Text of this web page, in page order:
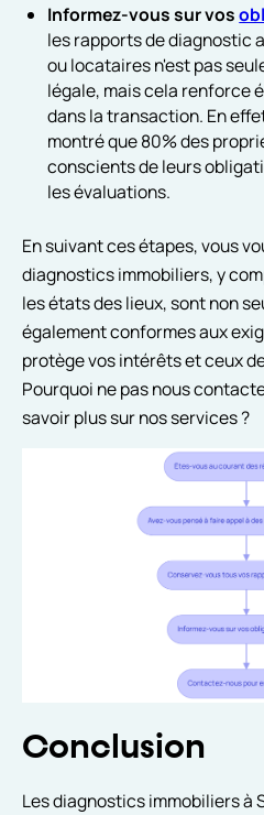
Informez-vous sur vos
les rapports de diagnostic
ou locataires n'est pas
légale, mais cela renforce
dans la transaction. En
montré que 80% des
conscients de leurs
les évaluations.
En suivant ces étapes, vous
diagnostics immobiliers, y
les états des lieux, sont non
également conformes aux
protège vos intérêts et ceux
Pourquoi ne pas nous
savoir plus sur nos services ?
Conclusion
Les diagnostics immobiliers à